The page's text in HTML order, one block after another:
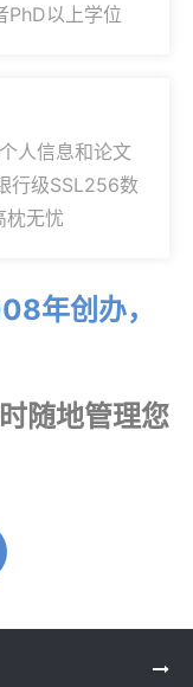
PhD以上学位
人信息和论文
行级SSL256数
枕无忧
年创办，
随地管理您